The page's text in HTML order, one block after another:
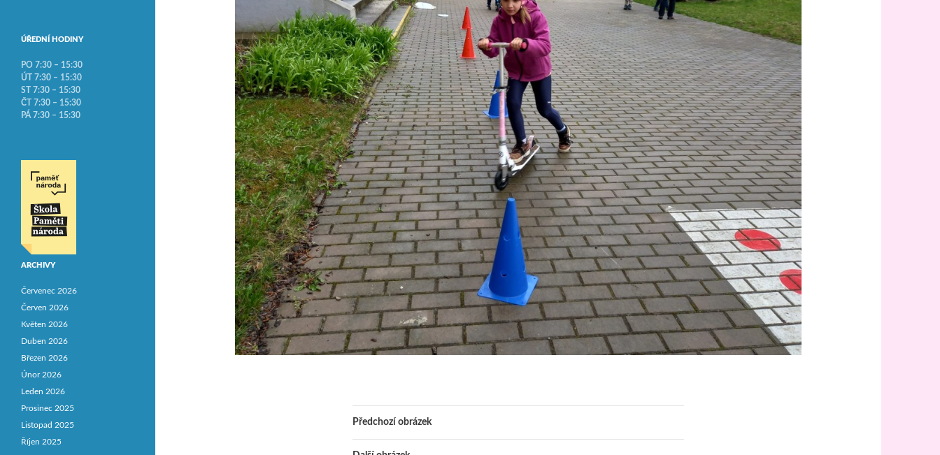
Předchozí obrázek
ÚŘEDNÍ HODINY
PO 7:30 – 15:30
ÚT 7:30 – 15:30
ST 7:30 – 15:30
ČT 7:30 – 15:30
PÁ 7:30 – 15:30
ARCHIVY
Červenec 2026
Červen 2026
Květen 2026
Duben 2026
Březen 2026
Únor 2026
Leden 2026
Prosinec 2025
Listopad 2025
Říjen 2025